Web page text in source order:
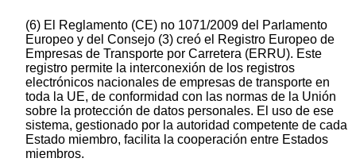
(6) El Reglamento (CE) no 1071/2009 del Parlamento
Europeo y del Consejo (3) creó el Registro Europeo de
Empresas de Transporte por Carretera (ERRU). Este
registro permite la interconexión de los registros
electrónicos nacionales de empresas de transporte en
toda la UE, de conformidad con las normas de la Unión
sobre la protección de datos personales. El uso de ese
sistema, gestionado por la autoridad competente de cada
Estado miembro, facilita la cooperación entre Estados
miembros.